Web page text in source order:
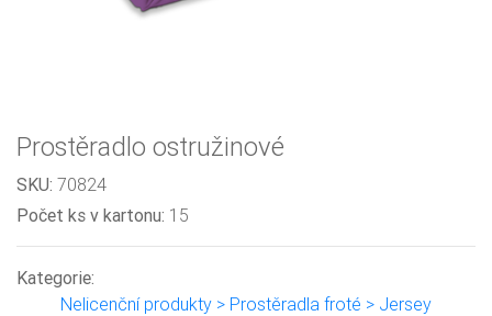
Prostěradlo ostružinové
SKU: 70824
Počet ks v kartonu: 15
Kategorie:
Nelicenční produkty > Prostěradla froté > Jersey